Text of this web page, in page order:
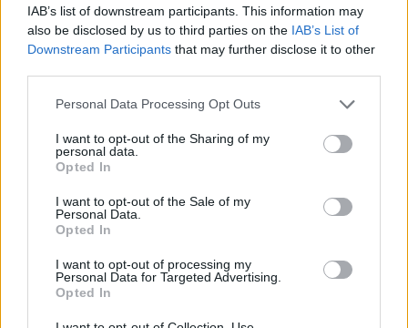
IAB’s list of downstream participants. This information may
also be disclosed by us to third parties on the IAB’s List of
Downstream Participants that may further disclose it to other
Please note that this website/app uses one or more Google
not limited to your visit or usage behaviour. You may click to
grant or deny consent to Google and its third-party tags to
use your data for below specified purposes in below Google
consent section.
Personal Data Processing Opt Outs
I want to opt-out of the Sharing of my
personal data.
Opted In
I want to opt-out of the Sale of my
Personal Data.
Opted In
I want to opt-out of processing my
Personal Data for Targeted Advertising.
Opted In
Az atomerőmű egyetlen hatása a környezetre, hogy a
Duna vizét némileg felmelegíti
MAGYAR ÉPÍTŐK